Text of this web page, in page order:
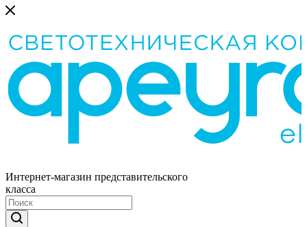
Интернет-магазин представительского
класса